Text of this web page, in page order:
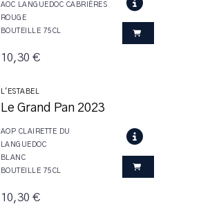
AOC LANGUEDOC CABRIÈRES
ROUGE
BOUTEILLE 75CL
10,30 €
L'ESTABEL
Le Grand Pan 2023
AOP CLAIRETTE DU
LANGUEDOC
BLANC
BOUTEILLE 75CL
10,30 €